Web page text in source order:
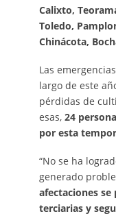
Calixto,
Toledo,
Chinácota,
Las
largo de este
pérdidas de
esas, 24
por esta
“No se ha
generado
afectaciones se
terciarias y